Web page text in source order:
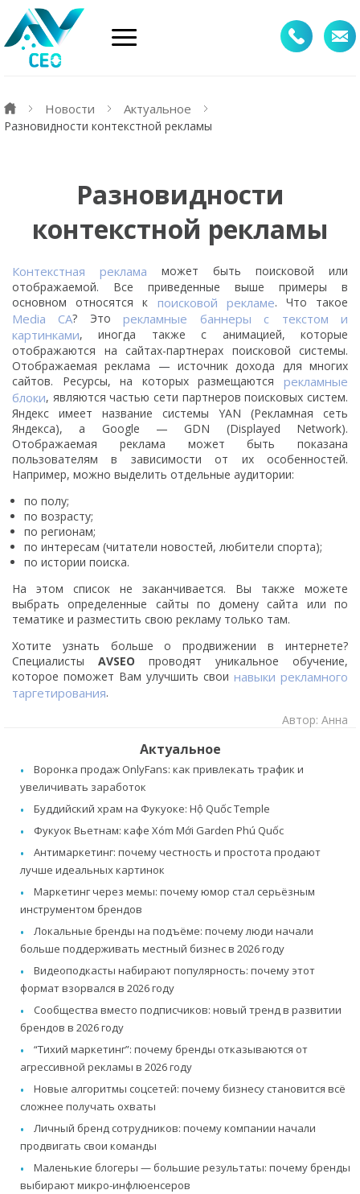
Новости Актуальное
Разновидности контекстной рекламы
Разновидности
контекстной рекламы
Контекстная реклама может быть поисковой или
отображаемой. Все приведенные выше примеры в
основном относятся к поисковой рекламе. Что такое
Media CA? Эторекламные баннеры с текстом и
картинками, иногда также с анимацией, которые
отображаются на сайтах-партнерах поисковой системы.
Отображаемая реклама — источник дохода для многих
сайтов. Ресурсы, на которых размещаются рекламные
блоки, являются частью сети партнеров поисковых систем.
Яндекс имеет название системы YAN (Рекламная сеть
Яндекса), а Google — GDN (Displayed Network).
Отображаемая реклама может быть показана
пользователям в зависимости от их особенностей.
Например, можно выделить отдельные аудитории:
по полу;
по возрасту;
по регионам;
по интересам (читатели новостей, любители спорта);
по истории поиска.
На этом список не заканчивается. Вы также можете
выбрать определенные сайты по домену сайта или по
тематике и разместить свою рекламу только там.
Хотите узнать больше о продвижении в интернете?
Специалисты AVSEO проводят уникальное обучение,
которое поможет Вам улучшить свои навыки рекламного
таргетирования.
Автор: Анна
Актуальное
Воронка продаж OnlyFans: как привлекать трафик и
увеличивать заработок
Буддийский храм на Фукуоке: Hộ Quốc Temple
Фукуок Вьетнам: кафе Xóm Mới Garden Phú Quốc
Антимаркетинг: почему честность и простота продают
лучше идеальных картинок
Маркетинг через мемы: почему юмор стал серьёзным
инструментом брендов
Локальные бренды на подъёме: почему люди начали
больше поддерживать местный бизнес в 2026 году
Видеоподкасты набирают популярность: почему этот
формат взорвался в 2026 году
Сообщества вместо подписчиков: новый тренд в развитии
брендов в 2026 году
“Тихий маркетинг”: почему бренды отказываются от
агрессивной рекламы в 2026 году
Новые алгоритмы соцсетей: почему бизнесу становится всё
сложнее получать охваты
Личный бренд сотрудников: почему компании начали
продвигать свои команды
Маленькие блогеры — большие результаты: почему бренды
выбирают микро-инфлюенсеров